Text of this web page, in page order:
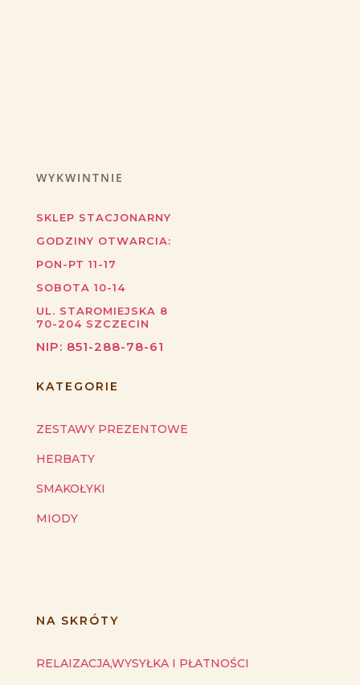
WYKWINTNIE
SKLEP STACJONARNY
GODZINY OTWARCIA:
PON-PT 11-17
SOBOTA 10-14
UL. STAROMIEJSKA 8
70-204 SZCZECIN
NIP: 851-288-78-61
KATEGORIE
ZESTAWY PREZENTOWE
HERBATY
SMAKOŁYKI
MIODY
NA SKRÓTY
RELAIZACJA,WYSYŁKA I PŁATNOŚCI